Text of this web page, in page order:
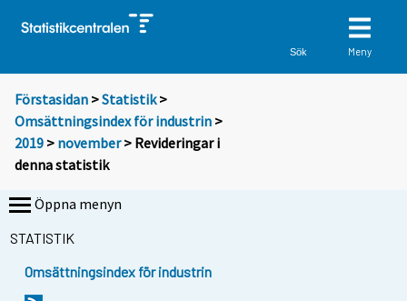
Sök Meny
Förstasidan >Statistik >
Omsättningsindex för industrin >
2019 > november> Revideringar i
denna statistik
Öppna menyn
STATISTIK
Omsättningsindex för industrin